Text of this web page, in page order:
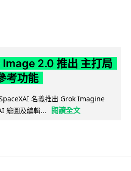
2.0 推出 主打局
考功能
名義推出 Grok Imagine
繪圖及編輯...
閱讀全文